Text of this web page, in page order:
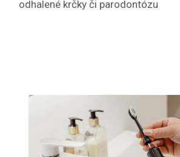
odhalené krčky či parodontózu